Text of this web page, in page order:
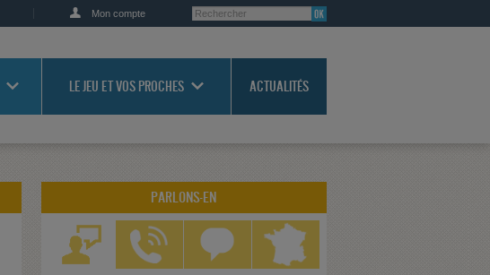
Mon compte
LE JEU ET VOS PROCHES ACTUALITÉS
PARLONS-EN